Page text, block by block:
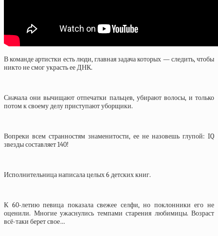
В команде артистки есть люди, главная задача которых — следить, чтобы
никто не смог украсть ее ДНК.
Сначала они вычищают отпечатки пальцев, убирают волосы, и только
потом к своему делу приступают уборщики.
Вопреки всем странностям знаменитости, ее не назовешь глупой: IQ
звезды составляет 140!
Исполнительница написала целых 6 детских книг.
К 60-летию певица показала свежее селфи, но поклонники его не
оценили. Многие ужаснулись темпами старения любимицы. Возраст
всё-таки берет свое…